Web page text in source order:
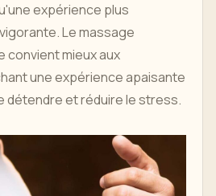
expérience plus
Le massage
convient mieux aux
une expérience apaisante
détendre et réduire le stress.